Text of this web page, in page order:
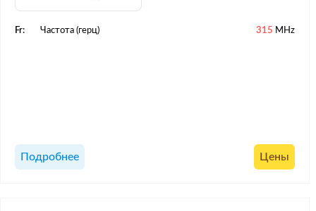
Fr: Частота (герц) 315 MHz
Подробнее Цены